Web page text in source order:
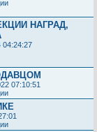
НАГРАД,
04:24:27
07:10:51